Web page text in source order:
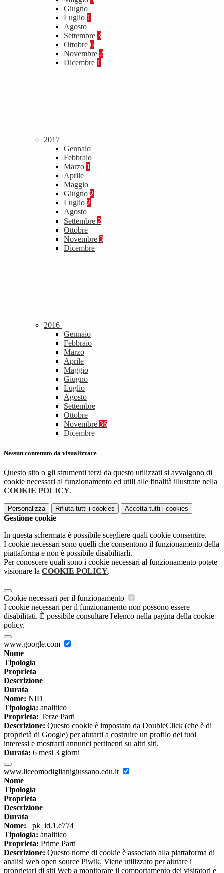
Giugno
Luglio 1
Agosto
Settembre 3
Ottobre 6
Novembre 2
Dicembre 1
2017
Gennaio
Febbraio
Marzo 1
Aprile
Maggio
Giugno 2
Luglio 2
Agosto
Settembre 2
Ottobre
Novembre 3
Dicembre
2016
Gennaio
Febbraio
Marzo
Aprile
Maggio
Giugno
Luglio
Agosto
Settembre
Ottobre
Novembre 36
Dicembre
Nessun contenuto da visualizzare
Questo sito o gli strumenti terzi da questo utilizzati si avvalgono di
cookie necessari al funzionamento ed utili alle finalità illustrate nella
COOKIE POLICY.
Personalizza Rifiuta tutti i cookies Accetta tutti i cookies
Gestione cookie
In questa schermata è possibile scegliere quali cookie consentire.
I cookie necessari sono quelli che consentono il funzionamento della
piattaforma e non è possibile disabilitarli.
Per conoscere quali sono i cookie necessari al funzionamento potete
visionare la COOKIE POLICY.
Cookie necessari per il funzionamento
I cookie necessari per il funzionamento non possono essere
disabilitati. È possibile consultare l'elenco nella pagina della cookie
policy.
www.google.com
Nome
Tipologia
Proprieta
Descrizione
Durata
Nome: NID
Tipologia: analitico
Proprieta: Terze Parti
Descrizione: Questo cookie è impostato da DoubleClick (che è di
proprietà di Google) per aiutarti a costruire un profilo dei tuoi
interessi e mostrarti annunci pertinenti su altri siti.
Durata: 6 mesi 3 giorni
www.liceomodiglianigiussano.edu.it
Nome
Tipologia
Proprieta
Descrizione
Durata
Nome: _pk_id.1.e774
Tipologia: analitico
Proprieta: Prime Parti
Descrizione: Questo nome di cookie è associato alla piattaforma di
analisi web open source Piwik. Viene utilizzato per aiutare i
proprietari di siti Web a monitorare il comportamento dei visitatori e